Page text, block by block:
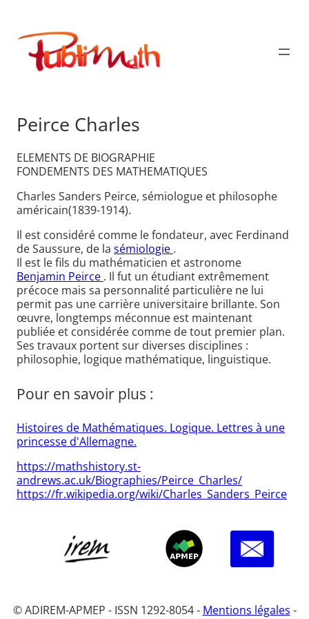
contenu
Publimath
Peirce Charles
ELEMENTS DE BIOGRAPHIE
FONDEMENTS DES MATHEMATIQUES
Charles Sanders Peirce, sémiologue et philosophe
américain(1839-1914).
Il est considéré comme le fondateur, avec Ferdinand
de Saussure, de la sémiologie .
Il est le fils du mathématicien et astronome
Benjamin Peirce . Il fut un étudiant extrêmement
précoce mais sa personnalité particulière ne lui
permit pas une carrière universitaire brillante. Son
œuvre, longtemps méconnue est maintenant
publiée et considérée comme de tout premier plan.
Ses travaux portent sur diverses disciplines :
philosophie, logique mathématique, linguistique.
Pour en savoir plus :
Histoires de Mathématiques. Logique. Lettres à une
princesse d'Allemagne.
https://mathshistory.st-
andrews.ac.uk/Biographies/Peirce_Charles/
https://fr.wikipedia.org/wiki/Charles_Sanders_Peirce
© ADIREM-APMEP - ISSN 1292-8054 - Mentions légales -